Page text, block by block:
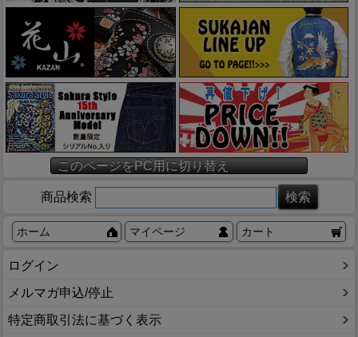
このページをPC用に切り替え
商品検索
ホーム マイページ カート
ログイン
メルマガ申込/停止
特定商取引法に基づく表示